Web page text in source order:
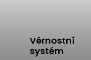
Věrnostní
systém